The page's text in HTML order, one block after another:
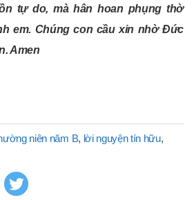
tự do, mà hân hoan phụng thờ
em. Chúng con cầu xin nhờ Đức
Amen
niên năm B, lời nguyện tín hữu,